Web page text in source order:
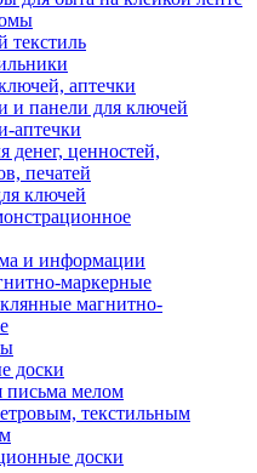
текстиль
аптечки
и панели для ключей
аптечки
денег, ценностей,
печатей
ключей
и информации
маркерные
магнитно-
доски
письма мелом
текстильным
доски